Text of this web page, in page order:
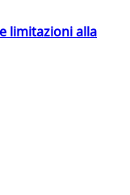
limitazioni alla